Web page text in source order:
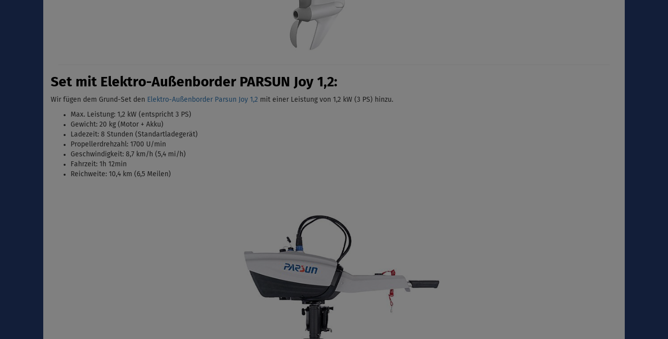
Set mit Elektro-Außenborder PARSUN Joy 1,2:
Wir fügen dem Grund-Set den Elektro-Außenborder Parsun Joy 1,2 mit einer Leistung von 1,2 kW (3 PS) hinzu.
Max. Leistung: 1,2 kW (entspricht 3 PS)
Gewicht: 20 kg (Motor + Akku)
Ladezeit: 8 Stunden (Standartladegerät)
Propellerdrehzahl: 1700 U/min
Geschwindigkeit: 8,7 km/h (5,4 mi/h)
Fahrzeit: 1h 12min
Reichweite: 10,4 km (6,5 Meilen)